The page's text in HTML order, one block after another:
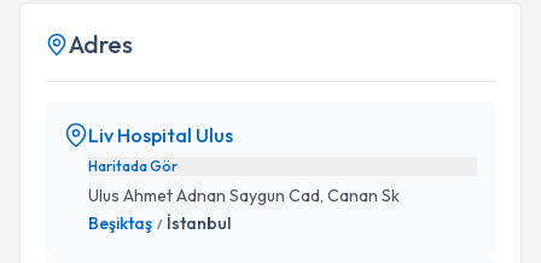
Adres
Liv Hospital Ulus
Haritada Gör
Ulus Ahmet Adnan Saygun Cad, Canan Sk
Beşiktaş / İstanbul